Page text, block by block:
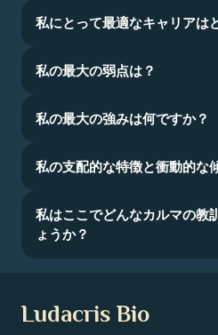
私にとって最適なキャリアは
私の最大の弱点は？
私の最大の強みは何ですか？
私の支配的な特徴と衝動的な
私はここでどんなカルマの教
ょうか？
Ludacris Bio